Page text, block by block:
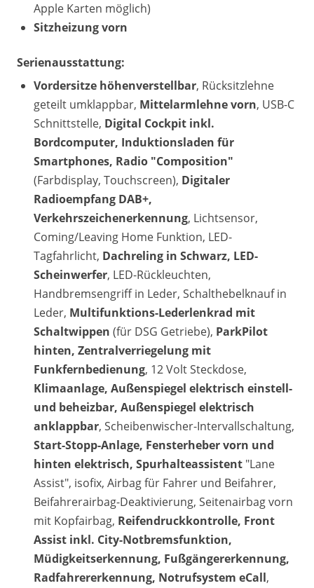
Apple Karten möglich)
Sitzheizung vorn
Serienausstattung:
Vordersitze höhenverstellbar, Rücksitzlehne
geteilt umklappbar, Mittelarmlehne vorn, USB-C
Schnittstelle, Digital Cockpit inkl.
Bordcomputer, Induktionsladen für
Smartphones, Radio "Composition"
(Farbdisplay, Touchscreen), Digitaler
Radioempfang DAB+,
Verkehrszeichenerkennung, Lichtsensor,
Coming/Leaving Home Funktion, LED-
Tagfahrlicht, Dachreling in Schwarz, LED-
Scheinwerfer, LED-Rückleuchten,
Handbremsengriff in Leder, Schalthebelknauf in
Leder, Multifunktions-Lederlenkrad mit
Schaltwippen (für DSG Getriebe), ParkPilot
hinten, Zentralverriegelung mit
Funkfernbedienung, 12 Volt Steckdose,
Klimaanlage, Außenspiegel elektrisch einstell-
und beheizbar, Außenspiegel elektrisch
anklappbar, Scheibenwischer-Intervallschaltung,
Start-Stopp-Anlage, Fensterheber vorn und
hinten elektrisch, Spurhalteassistent "Lane
Assist", isofix, Airbag für Fahrer und Beifahrer,
Beifahrerairbag-Deaktivierung, Seitenairbag vorn
mit Kopfairbag, Reifendruckkontrolle, Front
Assist inkl. City-Notbremsfunktion,
Müdigkeitserkennung, Fußgängererkennung,
Radfahrererkennung, Notrufsystem eCall,